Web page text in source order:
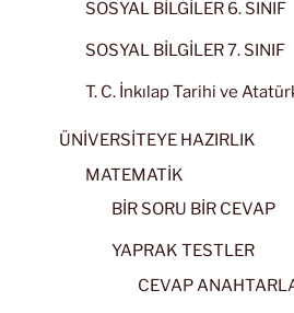
SOSYAL BİLGİLER 6. SINIF
SOSYAL BİLGİLER 7. SINIF
T. C. İnkılap Tarihi ve
ÜNİVERSİTEYE HAZIRLIK
MATEMATİK
BİR SORU BİR CEVAP
YAPRAK TESTLER
CEVAP